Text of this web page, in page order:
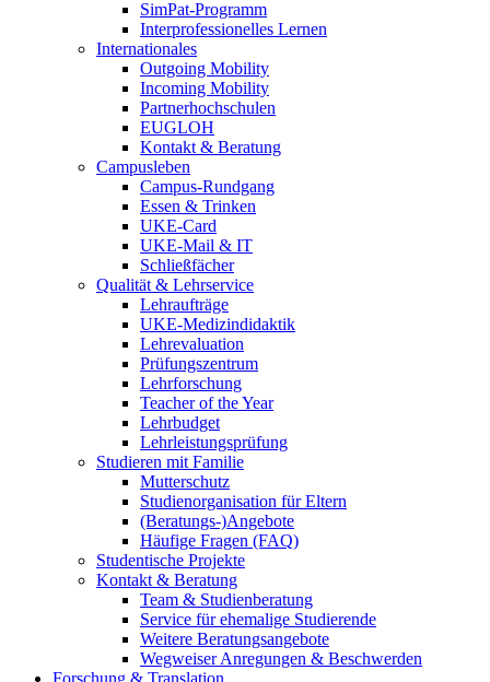
SimPat-Programm
Interprofessionelles Lernen
Internationales
Outgoing Mobility
Incoming Mobility
Partnerhochschulen
EUGLOH
Kontakt & Beratung
Campusleben
Campus-Rundgang
Essen & Trinken
UKE-Card
UKE-Mail & IT
Schließfächer
Qualität & Lehrservice
Lehraufträge
UKE-Medizindidaktik
Lehrevaluation
Prüfungszentrum
Lehrforschung
Teacher of the Year
Lehrbudget
Lehrleistungsprüfung
Studieren mit Familie
Mutterschutz
Studienorganisation für Eltern
(Beratungs-)Angebote
Häufige Fragen (FAQ)
Studentische Projekte
Kontakt & Beratung
Team & Studienberatung
Service für ehemalige Studierende
Weitere Beratungsangebote
Wegweiser Anregungen & Beschwerden
Forschung & Translation